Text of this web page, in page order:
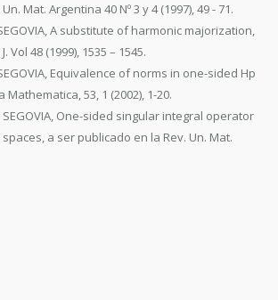
Mat. Argentina 40 Nº 3 y 4 (1997), 49 - 71.
A substitute of harmonic majorization,
Vol 48 (1999), 1535 – 1545.
Equivalence of norms in one-sided Hp
53, 1 (2002), 1-20.
SEGOVIA, One-sided singular integral operator
a ser publicado en la Rev. Un. Mat.